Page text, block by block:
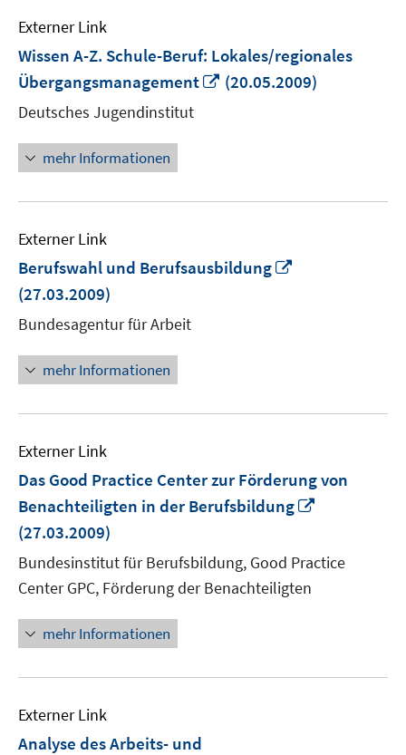
Externer Link
Wissen A-Z. Schule-Beruf: Lokales/regionales
Übergangsmanagement
In
(20.05.2009)
Deutsches Jugendinstitut
mehr Informationen
Externer Link
Berufswahl und Berufsausbildung
(27.03.2009)
Bundesagentur für Arbeit
mehr Informationen
Externer Link
Das Good Practice Center zur Förderung von
Benachteiligten in der Berufsbildung
öffnen
(27.03.2009)
Bundesinstitut für Berufsbildung, Good Practice
Center GPC, Förderung der Benachteiligten
mehr Informationen
Externer Link
Analyse des Arbeits- und